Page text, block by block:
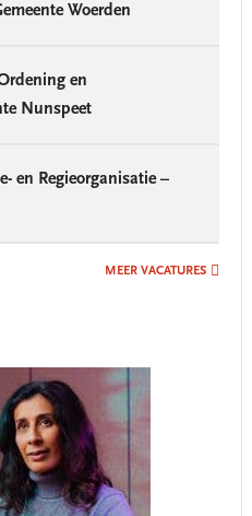
Woerden
en
Nunspeet
en Regieorganisatie –
MEER VACATURES